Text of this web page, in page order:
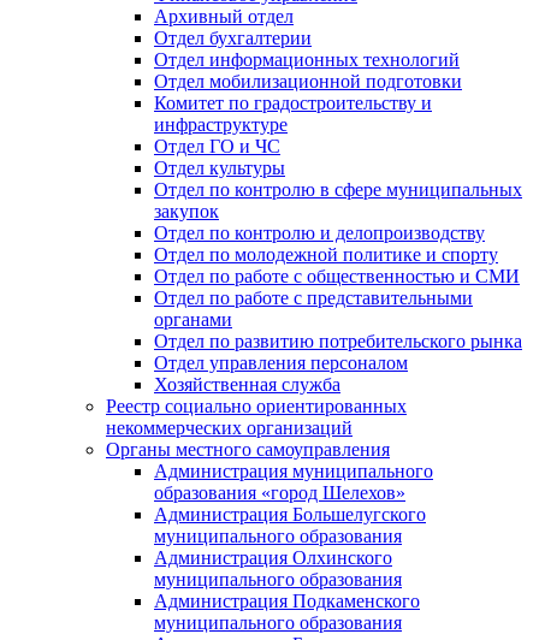
Архивный отдел
Отдел бухгалтерии
Отдел информационных технологий
Отдел мобилизационной подготовки
Комитет по градостроительству и
инфраструктуре
Отдел ГО и ЧС
Отдел культуры
Отдел по контролю в сфере муниципальных
закупок
Отдел по контролю и делопроизводству
Отдел по молодежной политике и спорту
Отдел по работе с общественностью и СМИ
Отдел по работе с представительными
органами
Отдел по развитию потребительского рынка
Отдел управления персоналом
Хозяйственная служба
Реестр социально ориентированных
некоммерческих организаций
Органы местного самоуправления
Администрация муниципального
образования «город Шелехов»
Администрация Большелугского
муниципального образования
Администрация Олхинского
муниципального образования
Администрация Подкаменского
муниципального образования